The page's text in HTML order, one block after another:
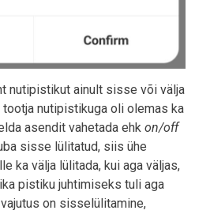
nutipistikut ainult sisse või välja
tootja nutipistikuga oli olemas ka
asendit vahetada ehk on/off
sisse lülitatud, siis ühe
ka välja lülitada, kui aga väljas,
pistiku juhtimiseks tuli aga
on sisselülitamine,